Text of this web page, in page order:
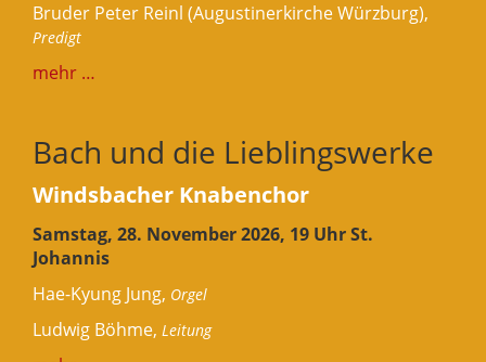
Bruder Peter Reinl (Augustinerkirche Würzburg),
Predigt
mehr …
Bach und die Lieblingswerke
Windsbacher Knabenchor
Samstag, 28. November 2026, 19 Uhr St.
Johannis
Hae-Kyung Jung, Orgel
Ludwig Böhme, Leitung